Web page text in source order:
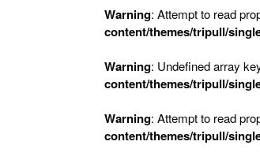
Warning: Attempt to read
content/themes/tripull/
Warning: Undefined array
content/themes/tripull/
Warning: Attempt to read
content/themes/tripull/